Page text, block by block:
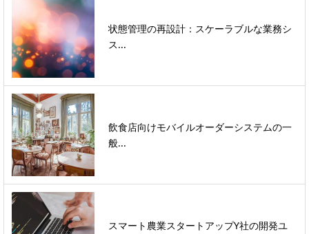
状態管理の再設計：スケーラブルな業務シ
ス...
飲食店向けモバイルオーダーシステムの一
般...
スマート農業スタートアップY社の開発ユ